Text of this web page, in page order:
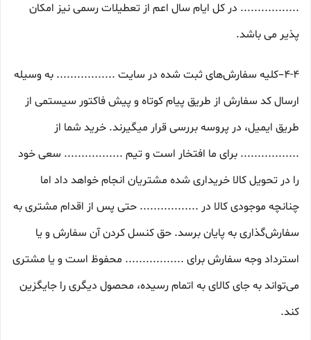
................. در کل ایام سال اعم از تعطیلات رسمی نیز امکان
پذیر می باشد.
4-۴–کلیه سفارش‌‏های ثبت شده در سایت ................. به وسیله
ارسال کد سفارش از طریق پیام کوتاه و پیش فاکتور سیستمی از
طریق ایمیل، در پروسه بررسی قرار میگیرند. خرید شما از
................. برای ما افتخار است و تیم ................. سعی خود
را در تحویل کالا خریداری شده مشتریان انجام خواهد داد اما
چنانچه موجودی کالا در ................. حتی پس از اقدام مشتری به
سفارش‌‏گذاری به پایان برسد. حق کنسل کردن آن سفارش و یا
استرداد وجه سفارش برای ................. محفوظ است و یا مشتری
می‏‌تواند به جای کالای به اتمام رسیده، محصول دیگری را جایگزین
کند.